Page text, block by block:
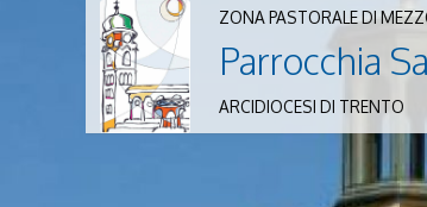
ZONA PASTORALE DI
Parrocchia
ARCIDIOCESI DI TRENTO